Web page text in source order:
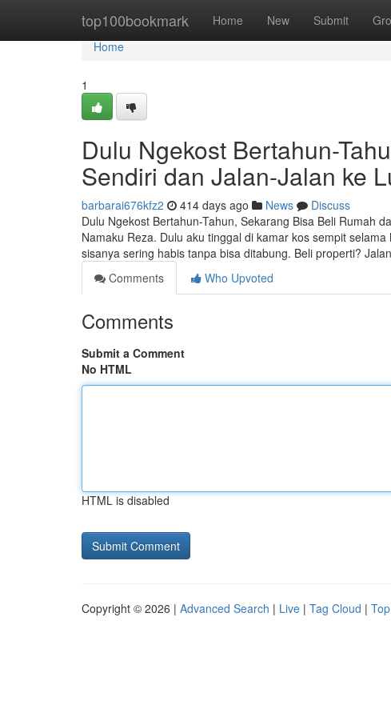
top100bookmark Home New Submit
Home
Home
1
Dulu Ngekost Bertahun-
Sendiri dan Jalan-Jalan ke
barbarai676kfz2 414 days ago News
Discuss
Dulu Ngekost Bertahun-Tahun, Sekarang Bisa Beli Rumah
Namaku Reza. Dulu aku tinggal di kamar kos sempit
sisanya sering habis tanpa bisa ditabung. Beli properti?
Comments
Who Upvoted
Comments
Submit a Comment
No HTML
HTML is disabled
Copyright © 2026 | Advanced Search | Live | Tag Cloud |